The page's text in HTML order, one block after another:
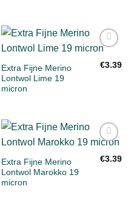
aan
Extra Fijne Merino
Lontwol Lime 19
micron
€3.39
aan
Extra Fijne Merino
Lontwol Marokko 19
micron
€3.39